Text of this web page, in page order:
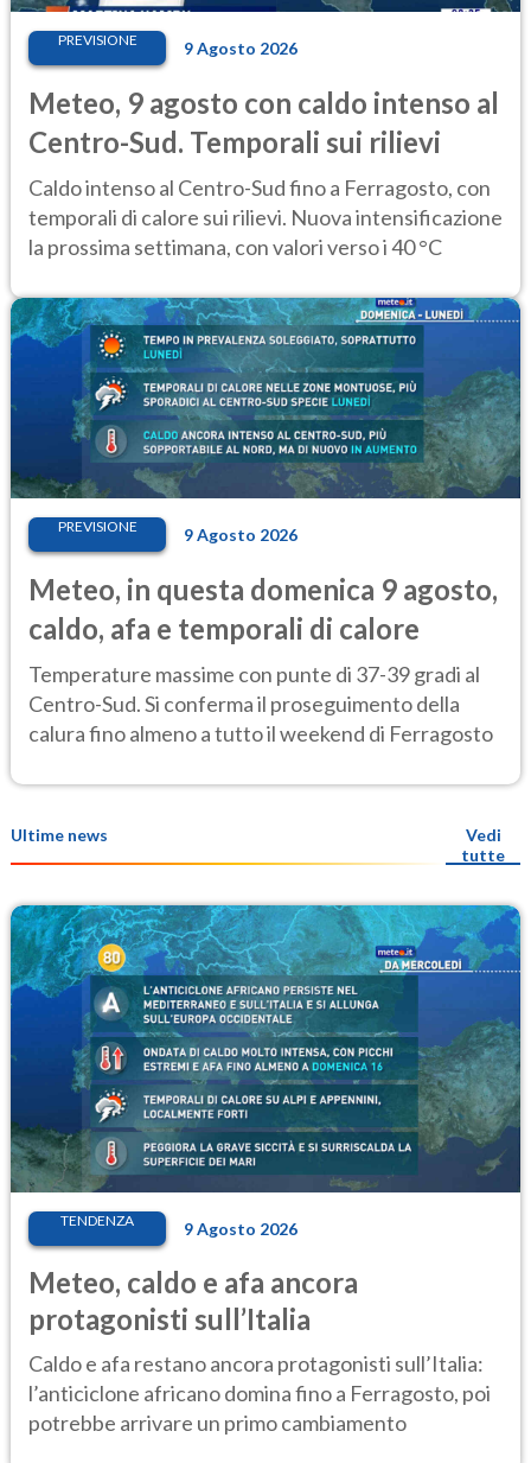
PREVISIONE 9 Agosto 2026
Meteo, 9 agosto con caldo intenso al
Centro-Sud. Temporali sui rilievi
Caldo intenso al Centro-Sud fino a Ferragosto, con
temporali di calore sui rilievi. Nuova intensificazione
la prossima settimana, con valori verso i 40 °C
PREVISIONE 9 Agosto 2026
Meteo, in questa domenica 9 agosto,
caldo, afa e temporali di calore
Temperature massime con punte di 37-39 gradi al
Centro-Sud. Si conferma il proseguimento della
calura fino almeno a tutto il weekend di Ferragosto
Ultime news
Vedi
tutte
TENDENZA 9 Agosto 2026
Meteo, caldo e afa ancora
protagonisti sull’Italia
Caldo e afa restano ancora protagonisti sull’Italia:
l’anticiclone africano domina fino a Ferragosto, poi
potrebbe arrivare un primo cambiamento